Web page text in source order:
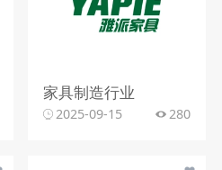
家具制造行业
2025-09-15 280